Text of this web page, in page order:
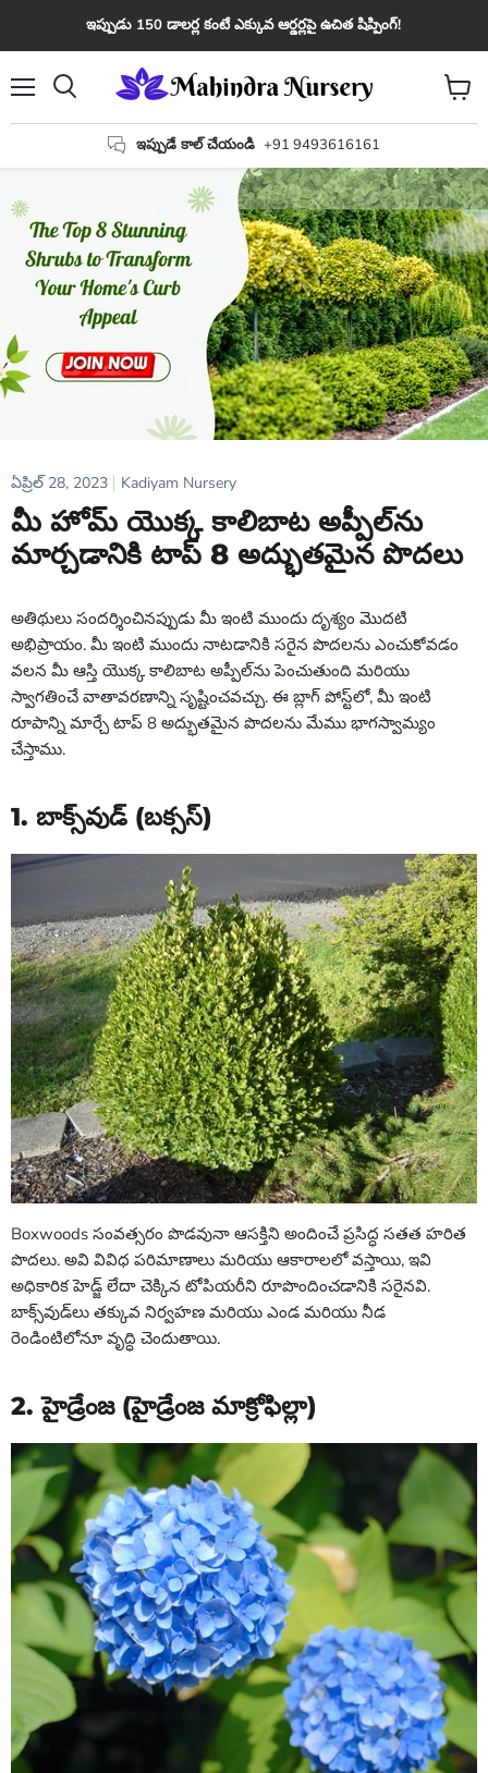
ఇప్పుడు 150 డాలర్ల కంటే ఎక్కువ ఆర్డర్లపై ఉచిత షిప్పింగ్!
ఇప్పుడే కాల్ చేయండి +91 9493616161
కార్ట్
ఏప్రిల్ 28, 2023 Kadiyam Nursery
మీ హోమ్ యొక్క కాలిబాట అప్పీల్‌ను
మార్చడానికి టాప్ 8 అద్భుతమైన పొదలు
అతిథులు సందర్శించినప్పుడు మీ ఇంటి ముందు దృశ్యం మొదటి
అభిప్రాయం. మీ ఇంటి ముందు నాటడానికి సరైన పొదలను ఎంచుకోవడం
వలన మీ ఆస్తి యొక్క కాలిబాట అప్పీల్‌ను పెంచుతుంది మరియు
స్వాగతించే వాతావరణాన్ని సృష్టించవచ్చు. ఈ బ్లాగ్ పోస్ట్‌లో, మీ ఇంటి
రూపాన్ని మార్చే టాప్ 8 అద్భుతమైన పొదలను మేము భాగస్వామ్యం
చేస్తాము.
1. బాక్స్‌వుడ్ (బక్సస్)
Boxwoods సంవత్సరం పొడవునా ఆసక్తిని అందించే ప్రసిద్ధ సతత హరిత
పొదలు. అవి వివిధ పరిమాణాలు మరియు ఆకారాలలో వస్తాయి, ఇవి
అధికారిక హెడ్జ్ లేదా చెక్కిన టోపియరీని రూపొందించడానికి సరైనవి.
బాక్స్‌వుడ్‌లు తక్కువ నిర్వహణ మరియు ఎండ మరియు నీడ
రెండింటిలోనూ వృద్ధి చెందుతాయి.
2. హైడ్రేంజ (హైడ్రేంజ మాక్రోఫిల్లా)